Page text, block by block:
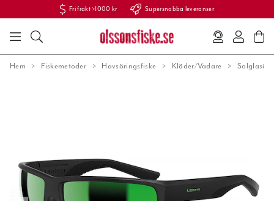
Fri frakt >1000 kr Supersnabba leveranser
Hem Fiskemetoder Havsöringsfiske Kläder/Vadare